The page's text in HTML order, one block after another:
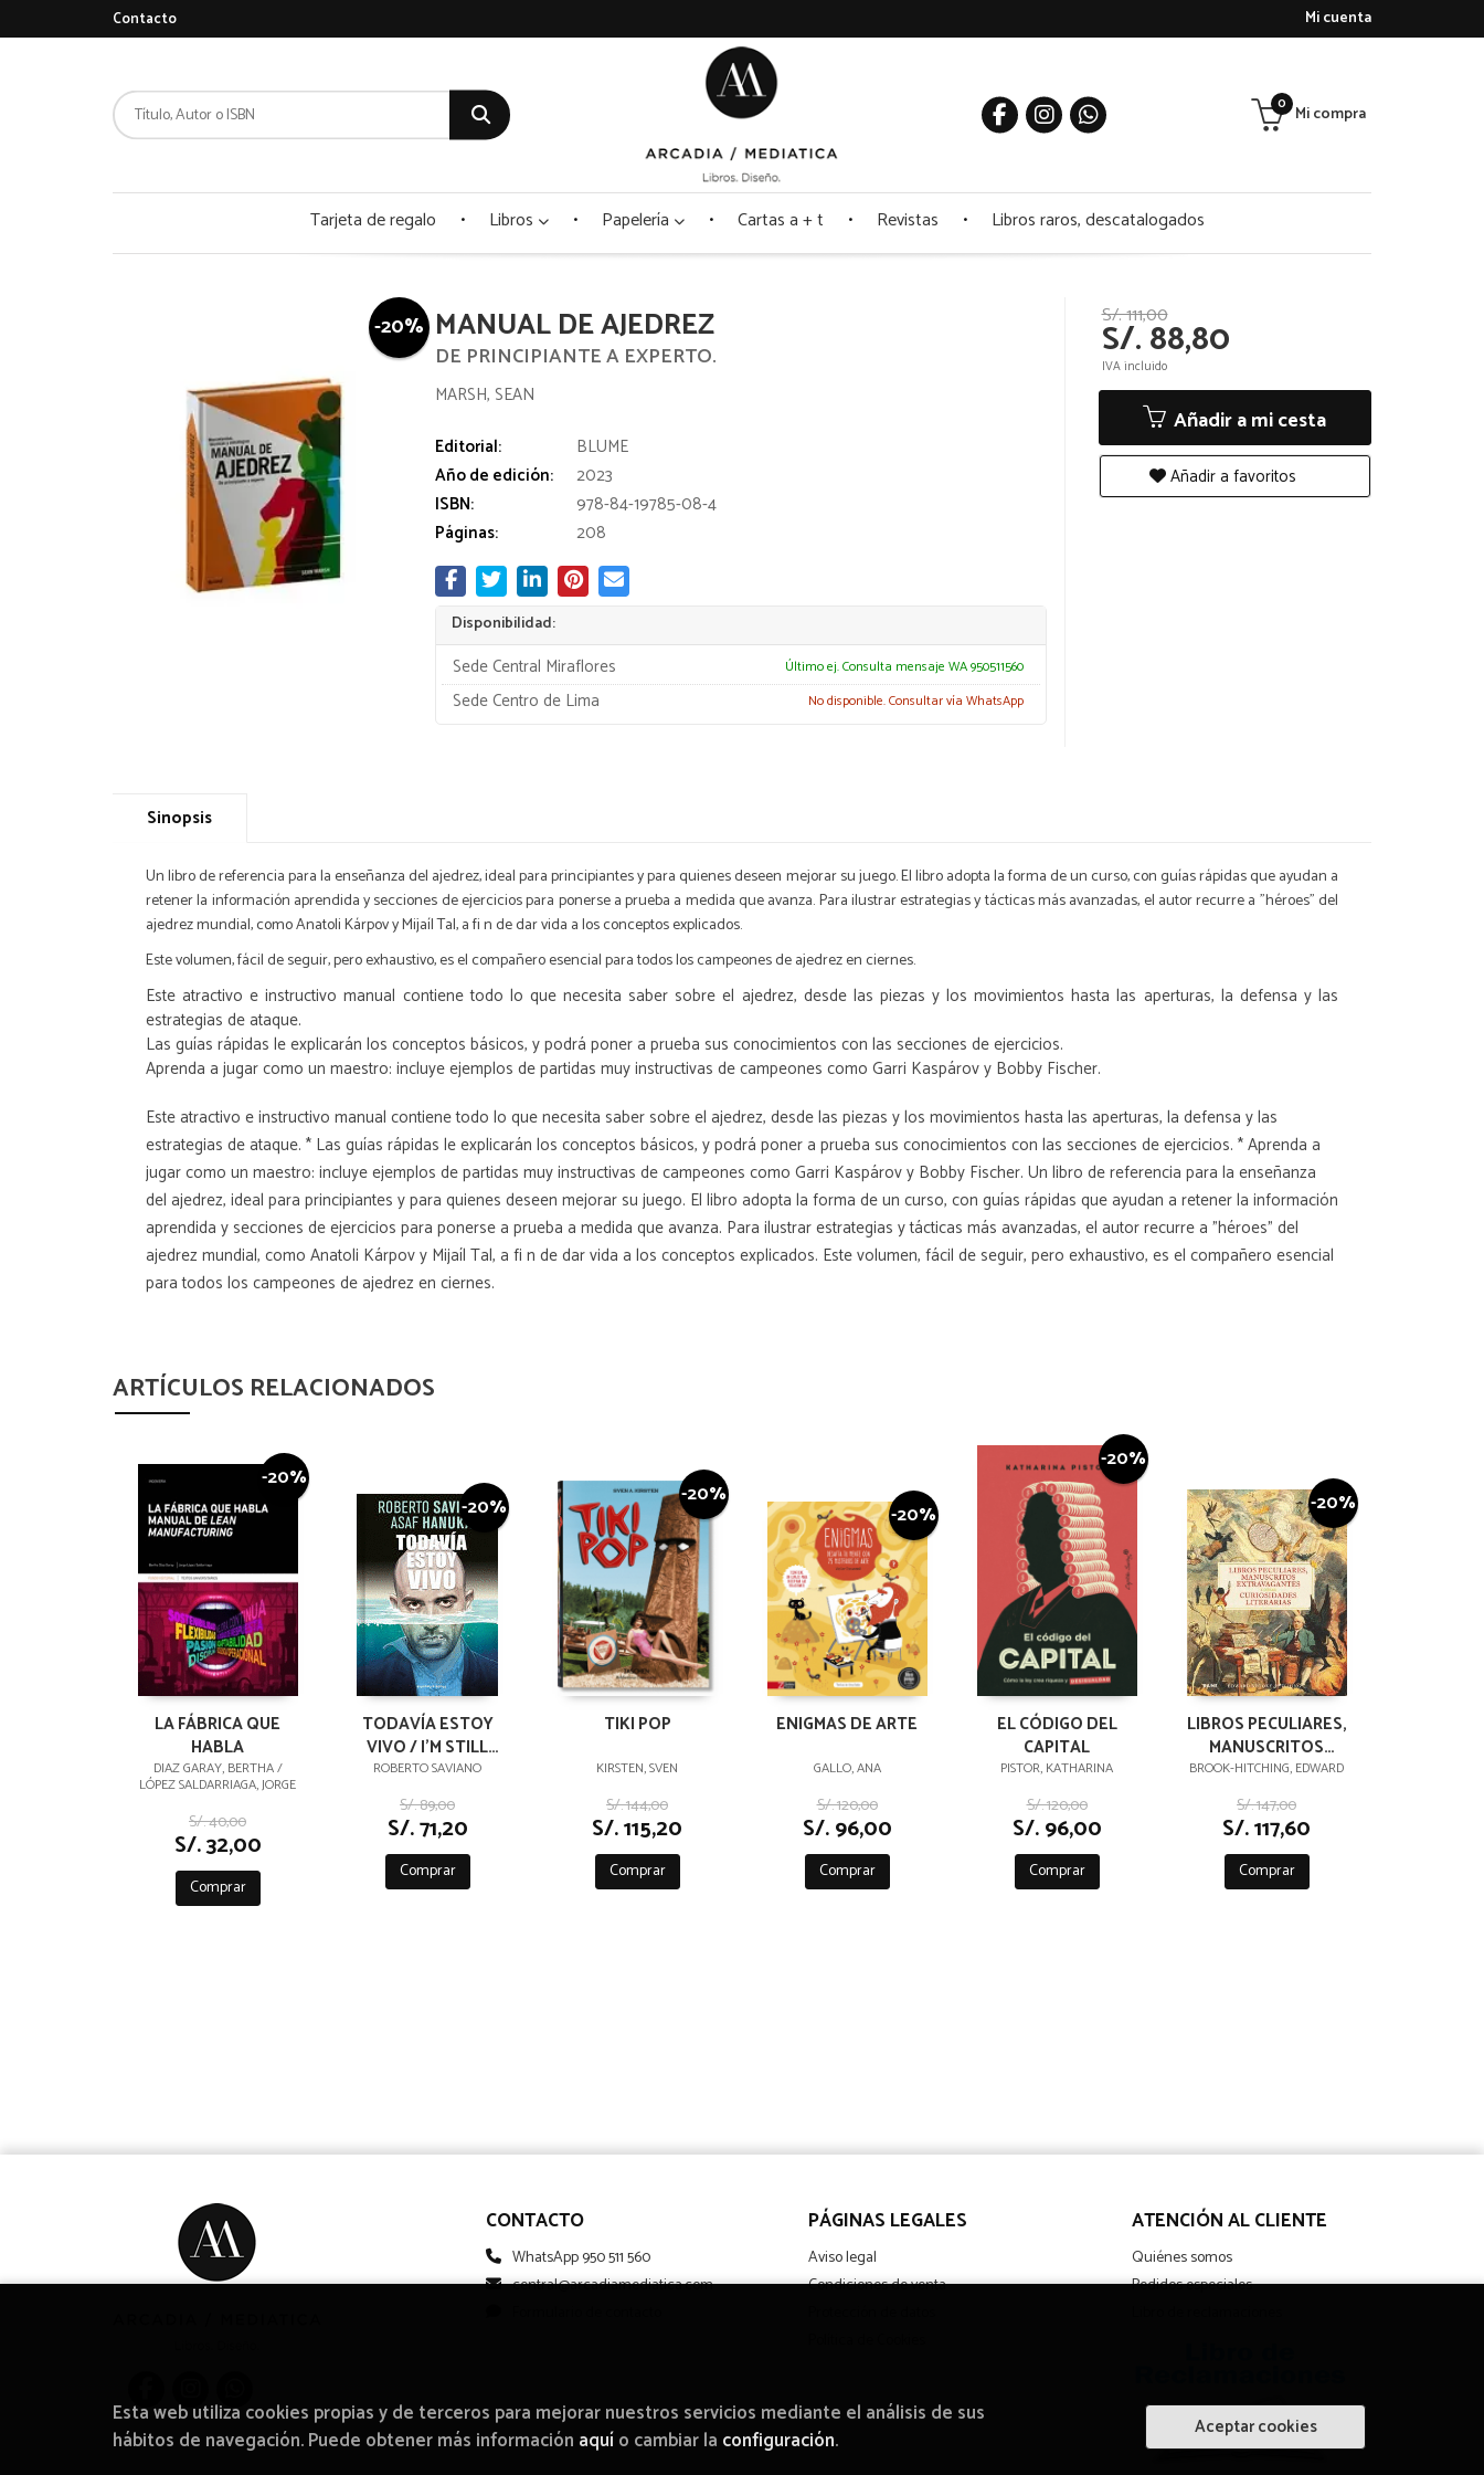
Mi cuenta
Contacto
Mi compra
0
Tarjeta de regalo Libros Papelería Cartas a + t Revistas Libros raros, descatalogados
-20% MANUAL DE AJEDREZ
DE PRINCIPIANTE A EXPERTO.
MARSH, SEAN
Editorial:
BLUME
Año de edición:
2023
ISBN:
978-84-19785-08-4
Páginas:
208
Disponibilidad:
Sede Central Miraflores Último ej. Consulta mensaje WA 950511560
Sede Centro de Lima No disponible. Consultar vía WhatsApp
S/. 111,00
S/. 88,80
IVA incluido
Añadir a mi cesta
Añadir a favoritos
Sinopsis
Un libro de referencia para la enseñanza del ajedrez, ideal para principiantes y para quienes deseen mejorar su juego. El libro adopta la forma de un curso, con guías rápidas que ayudan a
retener la información aprendida y secciones de ejercicios para ponerse a prueba a medida que avanza. Para ilustrar estrategias y tácticas más avanzadas, el autor recurre a "héroes" del
ajedrez mundial, como Anatoli Kárpov y Mijaíl Tal, a fi n de dar vida a los conceptos explicados.
Este volumen, fácil de seguir, pero exhaustivo, es el compañero esencial para todos los campeones de ajedrez en ciernes.
Este atractivo e instructivo manual contiene todo lo que necesita saber sobre el ajedrez, desde las piezas y los movimientos hasta las aperturas, la defensa y las
estrategias de ataque.
Las guías rápidas le explicarán los conceptos básicos, y podrá poner a prueba sus conocimientos con las secciones de ejercicios.
Aprenda a jugar como un maestro: incluye ejemplos de partidas muy instructivas de campeones como Garri Kaspárov y Bobby Fischer.
Este atractivo e instructivo manual contiene todo lo que necesita saber sobre el ajedrez, desde las piezas y los movimientos hasta las aperturas, la defensa y las
estrategias de ataque. * Las guías rápidas le explicarán los conceptos básicos, y podrá poner a prueba sus conocimientos con las secciones de ejercicios. * Aprenda a
jugar como un maestro: incluye ejemplos de partidas muy instructivas de campeones como Garri Kaspárov y Bobby Fischer. Un libro de referencia para la enseñanza
del ajedrez, ideal para principiantes y para quienes deseen mejorar su juego. El libro adopta la forma de un curso, con guías rápidas que ayudan a retener la información
aprendida y secciones de ejercicios para ponerse a prueba a medida que avanza. Para ilustrar estrategias y tácticas más avanzadas, el autor recurre a "héroes" del
ajedrez mundial, como Anatoli Kárpov y Mijaíl Tal, a fi n de dar vida a los conceptos explicados. Este volumen, fácil de seguir, pero exhaustivo, es el compañero esencial
para todos los campeones de ajedrez en ciernes.
ARTÍCULOS RELACIONADOS
-20%
LA FÁBRICA QUE
HABLA
DIAZ GARAY, BERTHA /
LÓPEZ SALDARRIAGA, JORGE
S/. 40,00
S/. 32,00
Comprar
-20%
TODAVÍA ESTOY
VIVO / I'M STILL
ALIVE
ROBERTO SAVIANO
S/. 89,00
S/. 71,20
Comprar
-20%
TIKI POP
KIRSTEN, SVEN
S/. 144,00
S/. 115,20
Comprar
-20%
ENIGMAS DE ARTE
GALLO, ANA
S/. 120,00
S/. 96,00
Comprar
-20%
EL CÓDIGO DEL
CAPITAL
PISTOR, KATHARINA
S/. 120,00
S/. 96,00
Comprar
-20%
LIBROS PECULIARES,
MANUSCRITOS
EXTRAVAGANTES Y
OTRAS
CURIOSIDADES
LITERARIAS
BROOK-HITCHING, EDWARD
S/. 147,00
S/. 117,60
Comprar
CONTACTO
WhatsApp 950 511 560
central@arcadiamediatica.com
PÁGINAS LEGALES
Aviso legal
Condiciones de venta
ATENCIÓN AL CLIENTE
Quiénes somos
Pedidos especiales
Esta web utiliza cookies propias y de terceros para mejorar nuestros servicios mediante el análisis de sus
hábitos de navegación. Puede obtener más información aquío cambiar la configuración. Aceptar cookies